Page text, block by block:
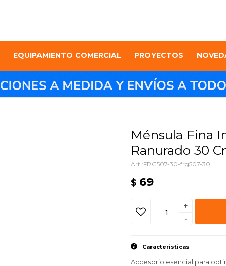
EQUIPAMIENTO COMERCIAL PROYECTOS
Ménsula Fina
Ranurado 30
FRG507-30-frg507-30
$ 69
+
-
Caracteristicas
Accesorio esencial para